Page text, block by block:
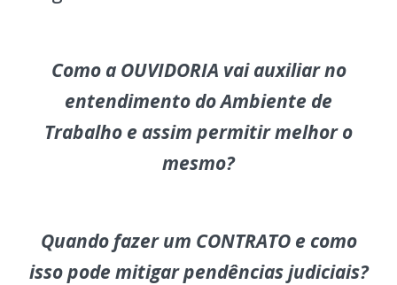
Como a OUVIDORIA vai auxiliar no
entendimento do Ambiente de
Trabalho e assim permitir melhor o
mesmo?
Quando fazer um CONTRATO e como
isso pode mitigar pendências judiciais?